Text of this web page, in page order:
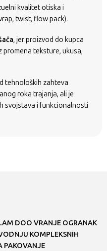
kvalitet otiska i
twist, flow pack).
, jer proizvod do kupca
promena teksture, ukusa,
tehnoloških zahteva
roka trajanja, ali je
svojstava i funkcionalnosti
DOO VRANJE OGRANAK
KOMPLEKSNIH
PAKOVANJE